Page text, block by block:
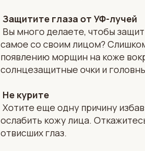
Защитите глаза от УФ-лучей
Вы много делаете, чтобы
самое со своим лицом?
появлению морщин на коже
солнцезащитные очки и
Не курите
Хотите еще одну причину
ослабить кожу лица.
отвисших глаз.